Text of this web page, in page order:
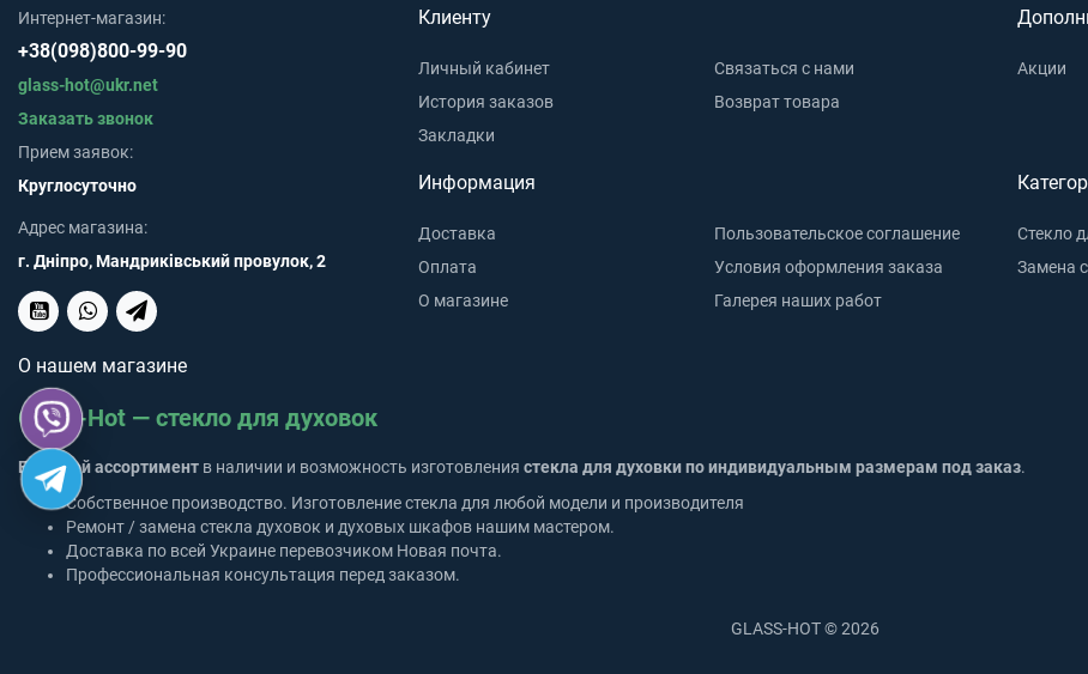
Интернет-магазин:
+38(098)800-99-90
glass-hot@ukr.net
Заказать звонок
Прием заявок:
Круглосуточно
Адрес магазина:
г. Дніпро, Мандриківський провулок, 2
Клиенту
Личный кабинет
История заказов
Закладки
Связаться с нами
Возврат товара
Акции
Информация
Доставка
Оплата
О магазине
Пользовательское соглашение
Условия оформления заказа
Галерея наших работ
Стекло
Замена
О нашем магазине
Glass-Hot — стекло для духовок
Большой ассортимент в наличии и возможность изготовления стекла для духовки по индивидуальным размерам под заказ.
Собственное производство. Изготовление стекла для любой модели и производителя
Ремонт / замена стекла духовок и духовых шкафов нашим мастером.
Доставка по всей Украине перевозчиком Новая почта.
Профессиональная консультация перед заказом.
GLASS-HOT © 2026